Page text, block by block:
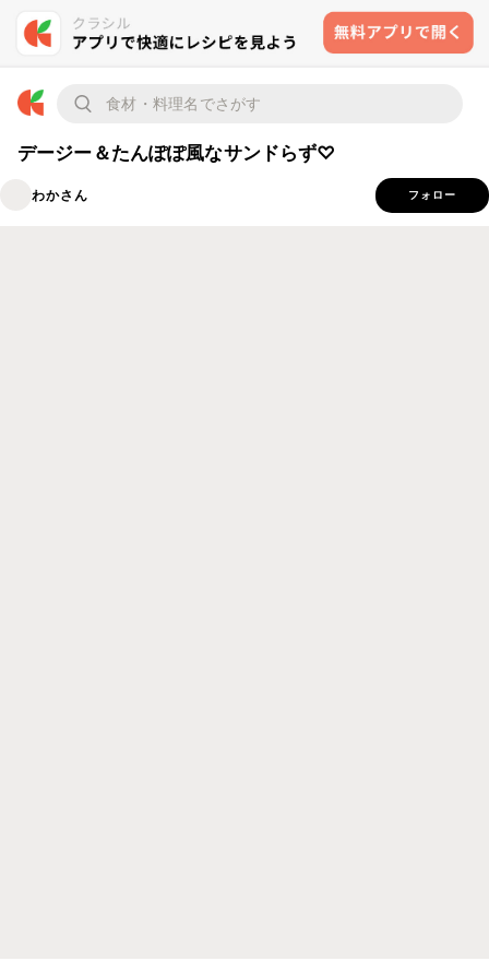
デージー＆たんぽぽ風なサンドらず♡
わかさん フォロー